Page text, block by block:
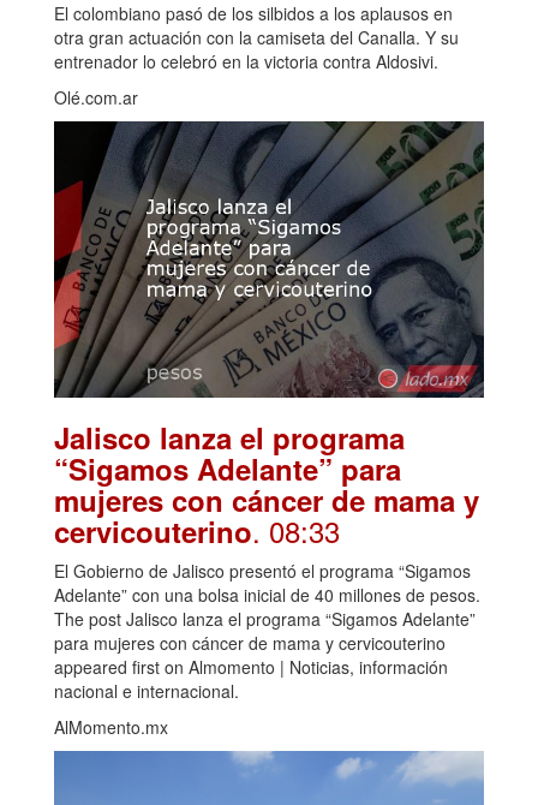
El colombiano pasó de los silbidos a los aplausos en
otra gran actuación con la camiseta del Canalla. Y su
entrenador lo celebró en la victoria contra Aldosivi.
Olé.com.ar
Jalisco lanza el programa
“Sigamos Adelante” para
mujeres con cáncer de mama y
cervicouterino. 08:33
El Gobierno de Jalisco presentó el programa “Sigamos
Adelante” con una bolsa inicial de 40 millones de pesos.
The post Jalisco lanza el programa “Sigamos Adelante”
para mujeres con cáncer de mama y cervicouterino
appeared first on Almomento | Noticias, información
nacional e internacional.
AlMomento.mx